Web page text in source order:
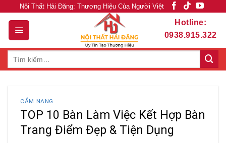
content
Nội Thất Hải Đăng: Thương Hiệu Của Người Việt
Hotline:
0938.915.322
CẨM NANG
TOP 10 Bàn Làm Việc Kết Hợp Bàn
Trang Điểm Đẹp & Tiện Dụng